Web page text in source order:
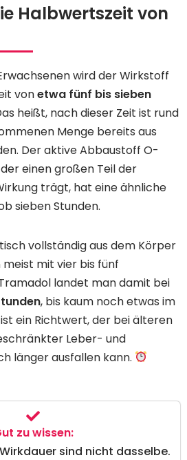
Halbwertszeit von
wird der Wirkstoff
vonetwa fünf bis sieben
heißt, nach dieser Zeit ist rund
Menge bereits aus
Der aktive Abbaustoff O-
einen großen Teil der
trägt, hat eine ähnliche
sieben Stunden.
vollständig aus dem Körper
mit vier bis fünf
landet man damit bei
, bis kaum noch etwas im
ein Richtwert, der bei älteren
Leber- und
länger ausfallen kann.
zu wissen:
sind nicht dasselbe.